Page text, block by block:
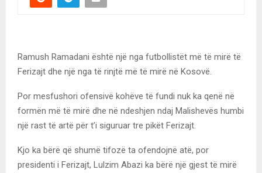
Ramush Ramadani është një nga futbollistët më të mirë të
Ferizajt dhe një nga të rinjtë më të mirë në Kosovë.
Por mesfushori ofensivë kohëve të fundi nuk ka qenë në
formën më të mirë dhe në ndeshjen ndaj Malishevës humbi
një rast të artë për t’i siguruar tre pikët Ferizajt.
Kjo ka bërë që shumë tifozë ta ofendojnë atë, por
presidenti i Ferizajt, Lulzim Abazi ka bërë një gjest të mirë